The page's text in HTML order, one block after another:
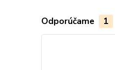
Odporúčame 1